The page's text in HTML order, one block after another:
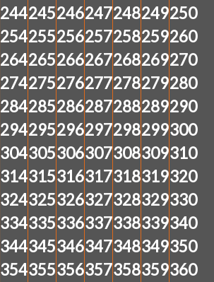
244245246247248249250
254255256257258259260
264265266267268269270
274275276277278279280
284285286287288289290
294295296297298299300
304305306307308309310
314315316317318319320
324325326327328329330
334335336337338339340
344345346347348349350
354355356357358359360